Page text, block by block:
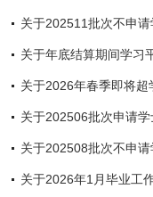
关于202511批次不申
关于年底结算期间学习
关于2026年春季即将
关于202506批次申请
关于202508批次不申
关于2026年1月毕业工